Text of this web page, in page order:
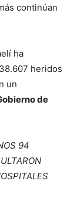
continúan
ha
heridos
un
de
94